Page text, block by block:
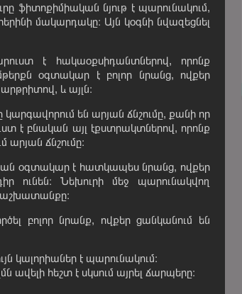
ֆիտոքիմիական նյութ է պարունակում,
մակարդակը։ Այն կօգնի նվազեցնել
է հակաօքսիդանտներով, որոնք
մթերքն օգտակար է բոլոր նրանց, ովքեր
և այլն։
կարգավորում են արյան ճնշումը, քանի որ
է բնական այլ էքստրակտներով, որոնք
արյան ճնշումը։
օգտակար է հատկապես նրանց, ովքեր
ունեն։ Նեխուրի մեջ պարունակվող
աշխատանքը։
բոլոր նրանք, ովքեր ցանկանում են
կալորիաներ է պարունակում։
ավելի հեշտ է սկսում այրել ճարպերը։